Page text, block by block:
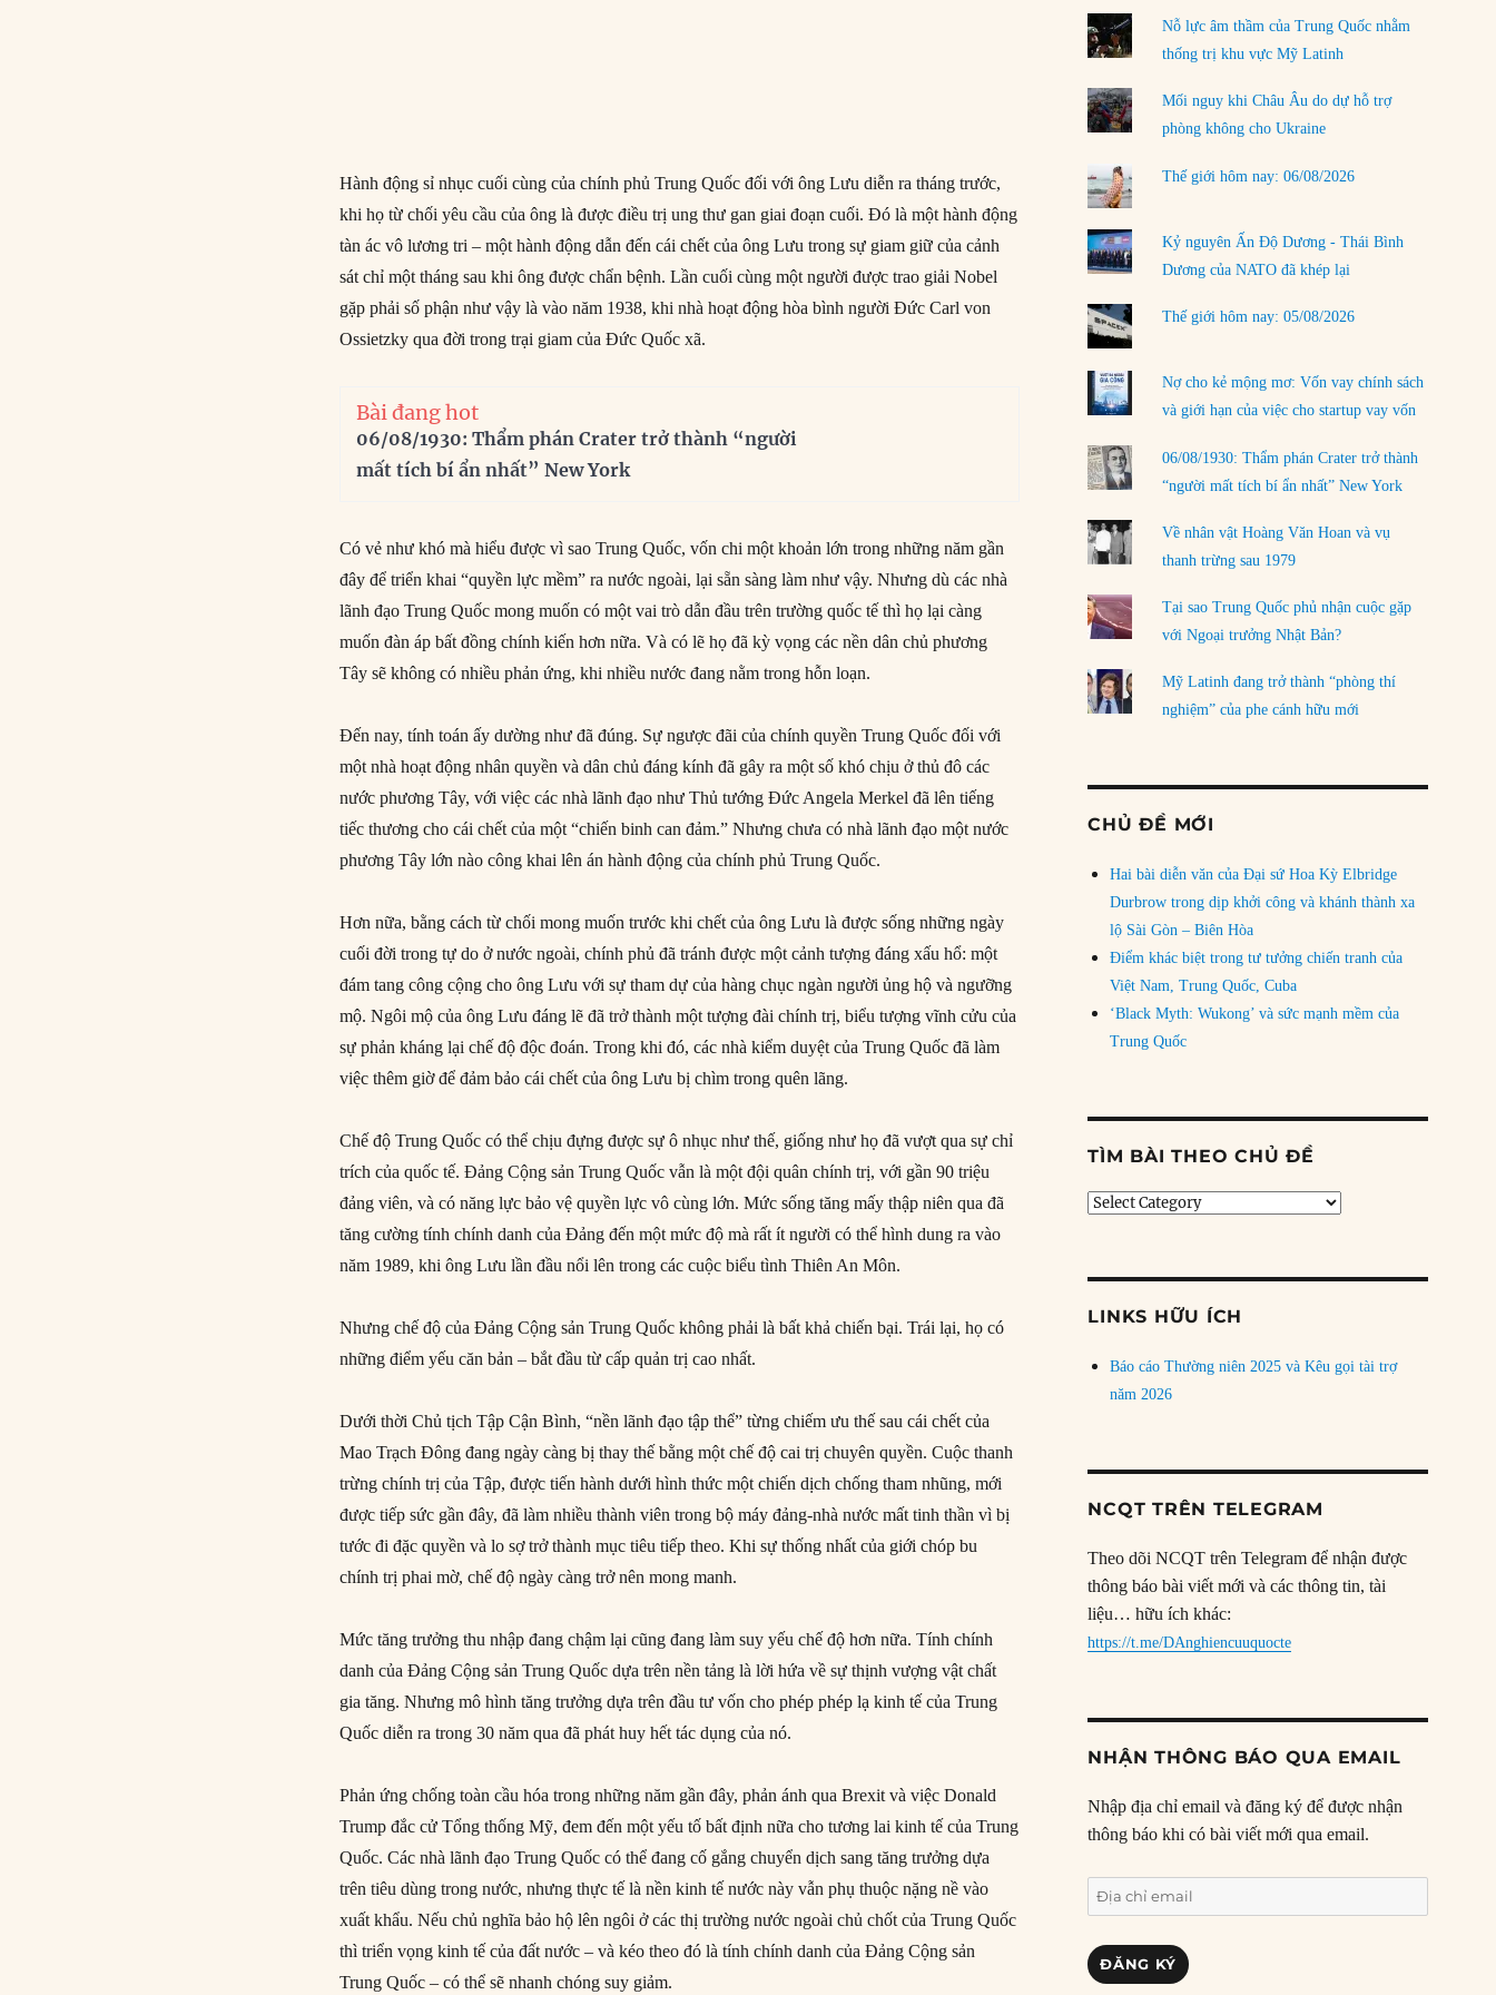
Hành động sỉ nhục cuối cùng của chính phủ Trung Quốc đối với ông Lưu diễn ra tháng trước,
khi họ từ chối yêu cầu của ông là được điều trị ung thư gan giai đoạn cuối. Đó là một hành động
tàn ác vô lương tri – một hành động dẫn đến cái chết của ông Lưu trong sự giam giữ của cảnh
sát chỉ một tháng sau khi ông được chẩn bệnh. Lần cuối cùng một người được trao giải Nobel
gặp phải số phận như vậy là vào năm 1938, khi nhà hoạt động hòa bình người Đức Carl von
Ossietzky qua đời trong trại giam của Đức Quốc xã.
Bài đang hot
06/08/1930: Thẩm phán Crater trở thành “người
mất tích bí ẩn nhất” New York
Có vẻ như khó mà hiểu được vì sao Trung Quốc, vốn chi một khoản lớn trong những năm gần
đây để triển khai “quyền lực mềm” ra nước ngoài, lại sẵn sàng làm như vậy. Nhưng dù các nhà
lãnh đạo Trung Quốc mong muốn có một vai trò dẫn đầu trên trường quốc tế thì họ lại càng
muốn đàn áp bất đồng chính kiến hơn nữa. Và có lẽ họ đã kỳ vọng các nền dân chủ phương
Tây sẽ không có nhiều phản ứng, khi nhiều nước đang nằm trong hỗn loạn.
Đến nay, tính toán ấy dường như đã đúng. Sự ngược đãi của chính quyền Trung Quốc đối với
một nhà hoạt động nhân quyền và dân chủ đáng kính đã gây ra một số khó chịu ở thủ đô các
nước phương Tây, với việc các nhà lãnh đạo như Thủ tướng Đức Angela Merkel đã lên tiếng
tiếc thương cho cái chết của một “chiến binh can đảm.” Nhưng chưa có nhà lãnh đạo một nước
phương Tây lớn nào công khai lên án hành động của chính phủ Trung Quốc.
Hơn nữa, bằng cách từ chối mong muốn trước khi chết của ông Lưu là được sống những ngày
cuối đời trong tự do ở nước ngoài, chính phủ đã tránh được một cảnh tượng đáng xấu hổ: một
đám tang công cộng cho ông Lưu với sự tham dự của hàng chục ngàn người ủng hộ và ngưỡng
mộ. Ngôi mộ của ông Lưu đáng lẽ đã trở thành một tượng đài chính trị, biểu tượng vĩnh cửu của
sự phản kháng lại chế độ độc đoán. Trong khi đó, các nhà kiểm duyệt của Trung Quốc đã làm
việc thêm giờ để đảm bảo cái chết của ông Lưu bị chìm trong quên lãng.
Chế độ Trung Quốc có thể chịu đựng được sự ô nhục như thế, giống như họ đã vượt qua sự chỉ
trích của quốc tế. Đảng Cộng sản Trung Quốc vẫn là một đội quân chính trị, với gần 90 triệu
đảng viên, và có năng lực bảo vệ quyền lực vô cùng lớn. Mức sống tăng mấy thập niên qua đã
tăng cường tính chính danh của Đảng đến một mức độ mà rất ít người có thể hình dung ra vào
năm 1989, khi ông Lưu lần đầu nổi lên trong các cuộc biểu tình Thiên An Môn.
Nhưng chế độ của Đảng Cộng sản Trung Quốc không phải là bất khả chiến bại. Trái lại, họ có
những điểm yếu căn bản – bắt đầu từ cấp quản trị cao nhất.
Dưới thời Chủ tịch Tập Cận Bình, “nền lãnh đạo tập thể” từng chiếm ưu thế sau cái chết của
Mao Trạch Đông đang ngày càng bị thay thế bằng một chế độ cai trị chuyên quyền. Cuộc thanh
trừng chính trị của Tập, được tiến hành dưới hình thức một chiến dịch chống tham nhũng, mới
được tiếp sức gần đây, đã làm nhiều thành viên trong bộ máy đảng-nhà nước mất tinh thần vì bị
tước đi đặc quyền và lo sợ trở thành mục tiêu tiếp theo. Khi sự thống nhất của giới chóp bu
chính trị phai mờ, chế độ ngày càng trở nên mong manh.
Mức tăng trưởng thu nhập đang chậm lại cũng đang làm suy yếu chế độ hơn nữa. Tính chính
danh của Đảng Cộng sản Trung Quốc dựa trên nền tảng là lời hứa về sự thịnh vượng vật chất
gia tăng. Nhưng mô hình tăng trưởng dựa trên đầu tư vốn cho phép phép lạ kinh tế của Trung
Quốc diễn ra trong 30 năm qua đã phát huy hết tác dụng của nó.
Phản ứng chống toàn cầu hóa trong những năm gần đây, phản ánh qua Brexit và việc Donald
Trump đắc cử Tổng thống Mỹ, đem đến một yếu tố bất định nữa cho tương lai kinh tế của Trung
Quốc. Các nhà lãnh đạo Trung Quốc có thể đang cố gắng chuyển dịch sang tăng trưởng dựa
trên tiêu dùng trong nước, nhưng thực tế là nền kinh tế nước này vẫn phụ thuộc nặng nề vào
xuất khẩu. Nếu chủ nghĩa bảo hộ lên ngôi ở các thị trường nước ngoài chủ chốt của Trung Quốc
thì triển vọng kinh tế của đất nước – và kéo theo đó là tính chính danh của Đảng Cộng sản
Trung Quốc – có thể sẽ nhanh chóng suy giảm.
Làm thế nào để kết thúc Chiến tranh Iran?
Chiến lược kế tiếp của Bắc Kinh ở Biển Đông
Trật tự thế giới mới: Các nước nhỏ sẽ luôn
phải chịu đựng?
30/07/2026
Tập tìm cách chôn vùi bê bối chấn động vòng
tròn thân cận của mình
29/07/2026
LOAD MORE
Nỗ lực âm thầm của Trung Quốc nhằm
thống trị khu vực Mỹ Latinh
Mối nguy khi Châu Âu do dự hỗ trợ
phòng không cho Ukraine
Thế giới hôm nay: 06/08/2026
Kỷ nguyên Ấn Độ Dương - Thái Bình
Dương của NATO đã khép lại
Thế giới hôm nay: 05/08/2026
Nợ cho kẻ mộng mơ: Vốn vay chính sách
và giới hạn của việc cho startup vay vốn
06/08/1930: Thẩm phán Crater trở thành
“người mất tích bí ẩn nhất” New York
Về nhân vật Hoàng Văn Hoan và vụ
thanh trừng sau 1979
Tại sao Trung Quốc phủ nhận cuộc gặp
với Ngoại trưởng Nhật Bản?
Mỹ Latinh đang trở thành “phòng thí
nghiệm” của phe cánh hữu mới
CHỦ ĐỀ MỚI
Hai bài diễn văn của Đại sứ Hoa Kỳ Elbridge
Durbrow trong dịp khởi công và khánh thành xa
lộ Sài Gòn – Biên Hòa
Điểm khác biệt trong tư tưởng chiến tranh của
Việt Nam, Trung Quốc, Cuba
‘Black Myth: Wukong’ và sức mạnh mềm của
Trung Quốc
TÌM BÀI THEO CHỦ ĐỀ
Tìm
LINKS HỮU ÍCH
Báo cáo Thường niên 2025 và Kêu gọi tài trợ
năm 2026
NCQT TRÊN TELEGRAM
Theo dõi NCQT trên Telegram để nhận được
thông báo bài viết mới và các thông tin, tài
liệu… hữu ích khác:
https://t.me/DAnghiencuuquocte
NHẬN THÔNG BÁO QUA EMAIL
Nhập địa chỉ email và đăng ký để được nhận
thông báo khi có bài viết mới qua email.
Địa
chỉ
email
ĐĂNG KÝ